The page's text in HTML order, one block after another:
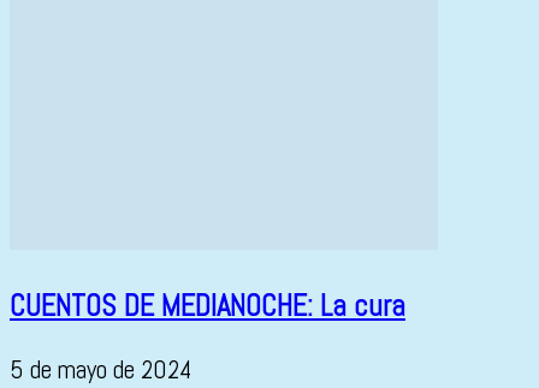
CUENTOS DE MEDIANOCHE: La cura
5 de mayo de 2024